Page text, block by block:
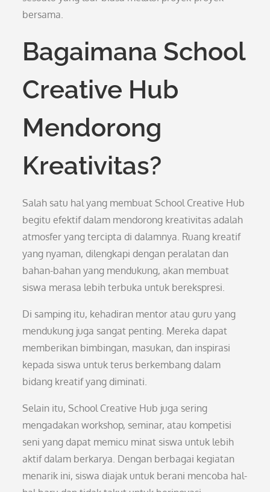
bersama.
Bagaimana School
Creative Hub
Mendorong
Kreativitas?
Salah satu hal yang membuat School Creative Hub
begitu efektif dalam mendorong kreativitas adalah
atmosfer yang tercipta di dalamnya. Ruang kreatif
yang nyaman, dilengkapi dengan peralatan dan
bahan-bahan yang mendukung, akan membuat
siswa merasa lebih terbuka untuk berekspresi.
Di samping itu, kehadiran mentor atau guru yang
mendukung juga sangat penting. Mereka dapat
memberikan bimbingan, masukan, dan inspirasi
kepada siswa untuk terus berkembang dalam
bidang kreatif yang diminati.
Selain itu, School Creative Hub juga sering
mengadakan workshop, seminar, atau kompetisi
seni yang dapat memicu minat siswa untuk lebih
aktif dalam berkarya. Dengan berbagai kegiatan
menarik ini, siswa diajak untuk berani mencoba hal-